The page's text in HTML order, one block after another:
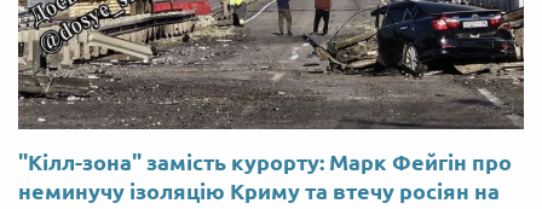
"Кілл-зона" замість курорту: Марк Фейгін про
неминучу ізоляцію Криму та втечу росіян на